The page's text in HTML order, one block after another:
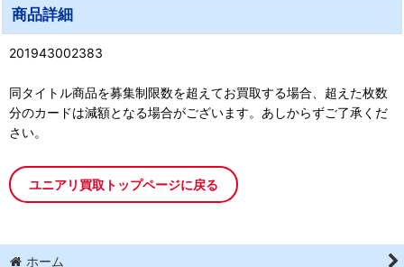
商品詳細
201943002383
同タイトル商品を募集制限数を超えてお買取する場合、超えた枚数
分のカードは減額となる場合がございます。あしからずご了承くだ
さい。
ユニアリ買取トップページに戻る
ホーム